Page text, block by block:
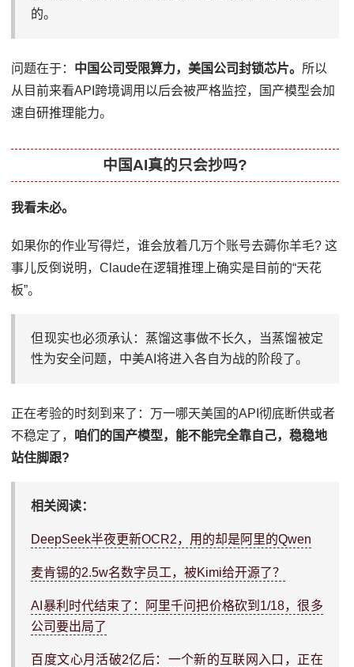
的。
问题在于： 中国公司受限算力，美国公司封锁芯片。 所以
从目前来看API跨境调用以后会被严格监控，国产模型会加
速自研推理能力。
中国AI真的只会抄吗?
我看未必。
如果你的作业写得烂，谁会放着几万个账号去薅你羊毛? 这
事儿反倒说明，Claude在逻辑推理上确实是目前的“天花
板”。
但现实也必须承认：蒸馏这事做不长久，当蒸馏被定
性为安全问题，中美AI将进入各自为战的阶段了。
正在考验的时刻到来了：万一哪天美国的API彻底断供或者
不稳定了，
咱们的国产模型，能不能完全靠自己，稳稳地
站住脚跟?
相关阅读：
DeepSeek半夜更新OCR2，用的却是阿里的Qwen
麦肯锡的2.5w名数字员工，被Kimi给开源了？
AI暴利时代结束了：阿里千问把价格砍到1/18，很多
公司要出局了
百度文心月活破2亿后：一个新的互联网入口，正在